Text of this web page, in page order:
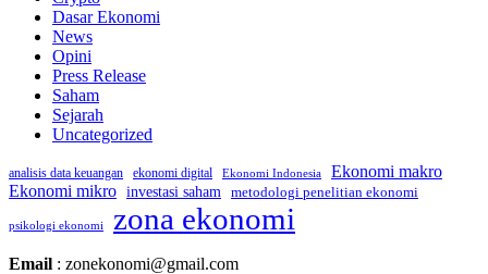
Dasar Ekonomi
News
Opini
Press Release
Saham
Sejarah
Uncategorized
analisis data keuangan ekonomi digital Ekonomi Indonesia
Ekonomi makro
Ekonomi mikro investasi saham metodologi penelitian ekonomi
psikologi ekonomi zona ekonomi
Email : zonekonomi@gmail.com